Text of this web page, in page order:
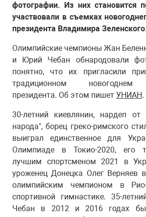
фотографии. Из них становится
участвовали в съемках
президента Владимира
Олимпийские чемпионы Жан
и Юрий Чебан обнародовали
понятно, что их пригласили
традиционном новогоднем
президента. Об этом пишет УНИАН.
30-летний киевлянин, нардеп от
народа", борец греко-римского
выиграл единственное для
Олимпиаде в Токио-2020, его
лучшим спортсменом 2021 в
уроженец Донецка Олег Верняев
олимпийским чемпионом в
спортивной гимнастике. 35-
Чебан в 2012 и 2016 годах